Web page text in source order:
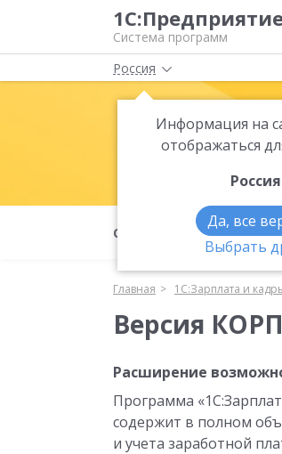
Система программ
Россия
Информация на
отображаться
Россия
Да, все
Выбрать
О продукте
Главная 1С:Зарплата и
Версия КОРП
Расширение
Программа
содержит в полном
и учета заработной